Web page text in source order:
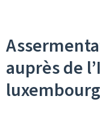
auprès de